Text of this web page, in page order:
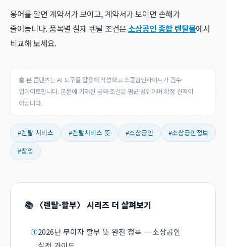
용어를 알면 계약서가 보이고, 계약서가 보이면 손해가
줄어듭니다. 품목별 실제 렌탈 조건은소상공인 종합 렌탈몰에서
비교해 보세요.
🤖 본 콘텐츠는 AI 도구를 활용해 작성하고 소중함인사이트가 검수·
업데이트합니다. 본문에 기재된 금액·조건은 평균 범위이며 확정 견적이
아닙니다.
#렌탈 서비스 #렌탈서비스 뜻 #소상공인
#소상공인정보
#창업
📚 〈렌탈-할부〉 시리즈 더 살펴보기
①2026년 무이자 할부 뜻 완전 정복 — 소상공인